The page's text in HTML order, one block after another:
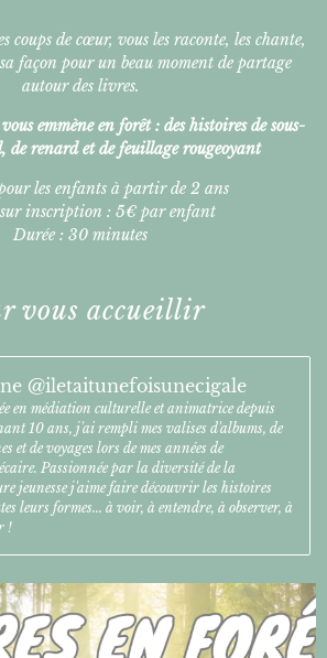
coups de cœur, vous les raconte, les chante,
sa façon pour un beau moment de partage
autour des livres.
emmène en forêt : des histoires de sous-
de renard et de feuillage rougeoyant
les enfants à partir de 2 ans
inscription : 5€ par enfant
Durée : 30 minutes
vous accueillir
@iletaitunefoisunecigale
en médiation culturelle et animatrice depuis
10 ans, j'ai rempli mes valises d'albums, de
et de voyages lors de mes années de
Passionnée par la diversité de la
jeunesse j'aime faire découvrir les histoires
leurs formes... à voir, à entendre, à observer, à
!